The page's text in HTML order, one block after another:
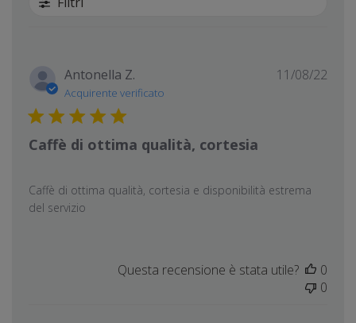
Antonella Z.
Acquirente verificato
Caffè di ottima qualità, cortesia
Caffè di ottima qualità, cortesia e disponibilità estrema
del servizio
11/08/22
Questa recensione è stata utile?
0
0